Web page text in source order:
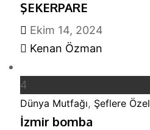
ŞEKERPARE
Ekim 14, 2024
Kenan Özman
4
Dünya Mutfağı, Şeflere Özel
İzmir bomba